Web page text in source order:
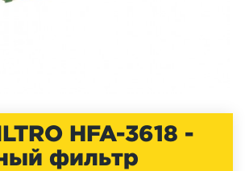
HFA-3618 -
фильтр